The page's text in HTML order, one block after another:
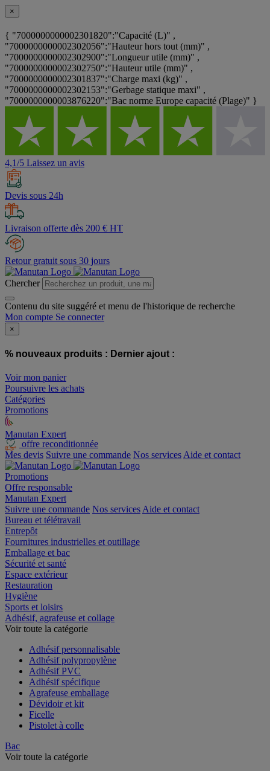
×
{ "7000000000002301820":"Capacité (L)" ,
"7000000000002302056":"Hauteur hors tout (mm)" ,
"7000000000002302900":"Longueur utile (mm)" ,
"7000000000002302750":"Hauteur utile (mm)" ,
"7000000000002301837":"Charge maxi (kg)" ,
"7000000000002302153":"Gerbage statique maxi" ,
"7000000000003876220":"Bac norme Europe capacité (Plage)" }
4,1/5 Laissez un avis
Devis sous 24h
Livraison offerte dès 200 € HT
Retour gratuit sous 30 jours
Chercher
Contenu du site suggéré et menu de l'historique de recherche
Mon compte Se connecter
×
% nouveaux produits : Dernier ajout :
Voir mon panier
Poursuivre les achats
Catégories
Promotions
Manutan Expert
offre reconditionnée
Mes devis Suivre une commande Nos services Aide et contact
Promotions
Offre responsable
Manutan Expert
Suivre une commande Nos services Aide et contact
Bureau et télétravail
Entrepôt
Fournitures industrielles et outillage
Emballage et bac
Sécurité et santé
Espace extérieur
Restauration
Hygiène
Sports et loisirs
Adhésif, agrafeuse et collage
Voir toute la catégorie
Adhésif personnalisable
Adhésif polypropylène
Adhésif PVC
Adhésif spécifique
Agrafeuse emballage
Dévidoir et kit
Ficelle
Pistolet à colle
Bac
Voir toute la catégorie